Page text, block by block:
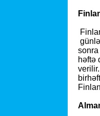
sonra
həftə